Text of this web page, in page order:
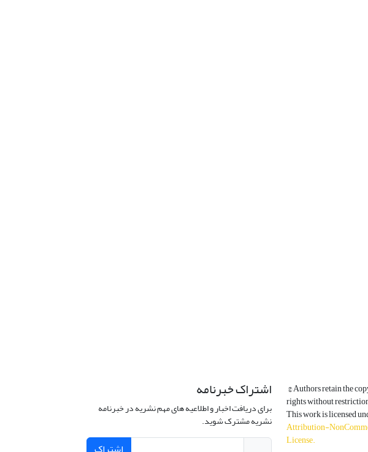
© Authors retain the
rights without
This work is licensed
Attribution-
License.
اشتراک خبرنامه
برای دریافت اخبار و اطلاعیه های مهم نشریه در خبرنامه
نشریه مشترک شوید.